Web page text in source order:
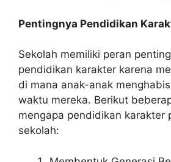
Pentingnya Pendidikan
Sekolah memiliki peran
pendidikan karakter karena
di mana anak-anak
waktu mereka. Berikut
mengapa pendidikan karakter
sekolah: